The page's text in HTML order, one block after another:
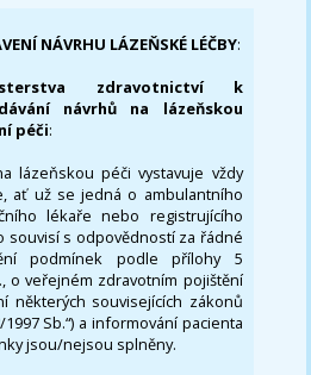
NÁVRHU LÁZEŇSKÉ LÉČBY:
zdravotnictví k
návrhů na lázeňskou
péči:
lázeňskou péči vystavuje vždy
ať už se jedná o ambulantního
lékaře nebo registrujícího
souvisí s odpovědností za řádné
podmínek podle přílohy 5
o veřejném zdravotním pojištění
některých souvisejících zákonů
Sb.“) a informování pacienta
jsou/nejsou splněny.